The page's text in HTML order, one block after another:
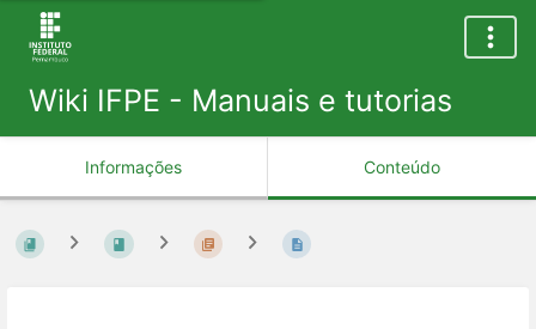
Wiki IFPE - Manuais e tutorias
Informações Conteúdo